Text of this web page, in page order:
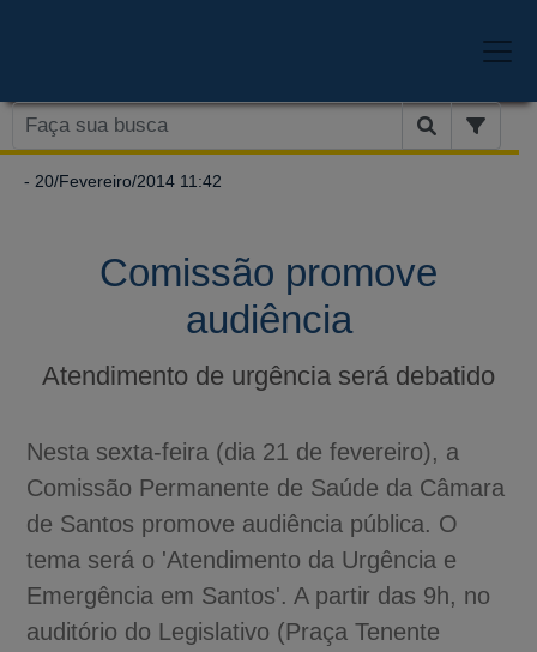
- 20/Fevereiro/2014 11:42
Comissão promove
audiência
Atendimento de urgência será debatido
Nesta sexta-feira (dia 21 de fevereiro), a
Comissão Permanente de Saúde da Câmara
de Santos promove audiência pública. O
tema será o 'Atendimento da Urgência e
Emergência em Santos'. A partir das 9h, no
auditório do Legislativo (Praça Tenente